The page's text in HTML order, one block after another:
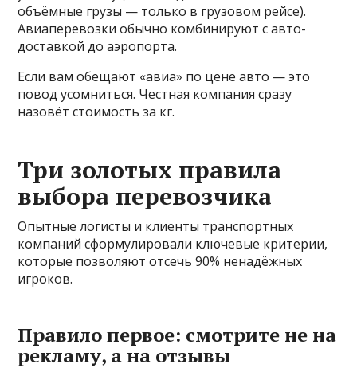
объёмные грузы — только в грузовом рейсе).
Авиаперевозки обычно комбинируют с авто-
доставкой до аэропорта.
Если вам обещают «авиа» по цене авто — это
повод усомниться. Честная компания сразу
назовёт стоимость за кг.
Три золотых правила
выбора перевозчика
Опытные логисты и клиенты транспортных
компаний сформулировали ключевые критерии,
которые позволяют отсечь 90% ненадёжных
игроков.
Правило первое: смотрите не на
рекламу, а на отзывы